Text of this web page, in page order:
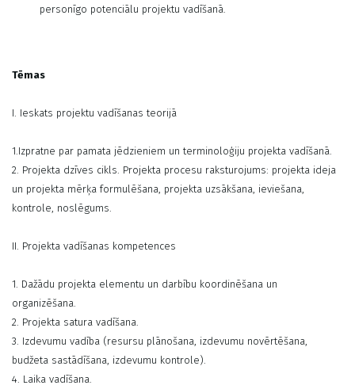
personīgo potenciālu projektu vadīšanā.
Tēmas
I. Ieskats projektu vadīšanas teorijā
1.Izpratne par pamata jēdzieniem un terminoloģiju projekta vadīšanā.
2. Projekta dzīves cikls. Projekta procesu raksturojums: projekta ideja
un projekta mērķa formulēšana, projekta uzsākšana, ieviešana,
kontrole, noslēgums.
II. Projekta vadīšanas kompetences
1. Dažādu projekta elementu un darbību koordinēšana un
organizēšana.
2. Projekta satura vadīšana.
3. Izdevumu vadība (resursu plānošana, izdevumu novērtēšana,
budžeta sastādīšana, izdevumu kontrole).
4. Laika vadīšana.